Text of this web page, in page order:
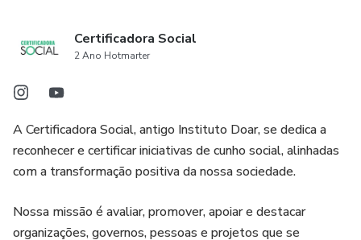
📝 Como funciona o processo
1. Pagamento da taxa de inscrição na plataforma Hotmart
2. Envio e análise da documentação comprobatória
3. Caso a documentação seja aprovada, realização do
exame de proficiência (50 questões objetivas)
4. Se aprovado, haverá anuidade no valor de R$660,00,
Certificadora Social
2 Ano Hotmarter
A Certificadora Social, antigo Instituto Doar, se dedica a
reconhecer e certificar iniciativas de cunho social, alinhadas
com a transformação positiva da nossa sociedade.
Nossa missão é avaliar, promover, apoiar e destacar
organizações, governos, pessoas e projetos que se